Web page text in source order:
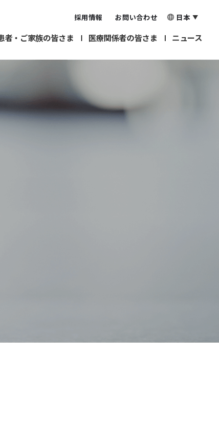
採用情報 お問い合わせ 日本
者・ご家族の皆さま 医療関係者の皆さま ニュース